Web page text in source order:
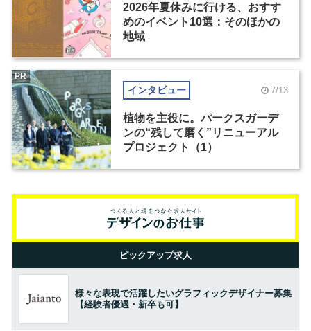
2026年夏休みに行ける、おすす
めのイベント10選：そのほかの
地域
インタビュー 7/13
植物を主役に。パークスガーデ
ンの“残して磨く”リニューアル
プロジェクト（1）
PR
ピックアップ求人
様々な表現で活躍したいグラフィックデザイナー募集
【経験者優遇・新卒も可】